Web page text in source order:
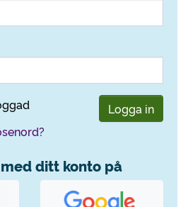
Logga in
ditt konto på